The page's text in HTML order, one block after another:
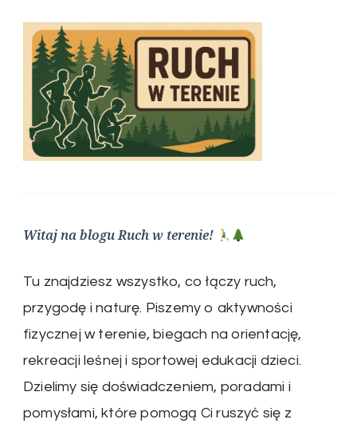
Witaj na blogu Ruch w terenie!
Tu znajdziesz wszystko, co łączy ruch,
przygodę i naturę. Piszemy o aktywności
fizycznej w terenie, biegach na orientację,
rekreacji leśnej i sportowej edukacji dzieci.
Dzielimy się doświadczeniem, poradami i
pomysłami, które pomogą Ci ruszyć się z